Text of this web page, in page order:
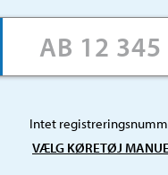
Intet
VÆLG KØRETØJ